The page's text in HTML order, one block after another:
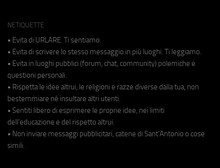
NETIQUETTE
• Evita di URLARE. Ti sentiamo.
• Evita di scrivere lo stesso messaggio in più luoghi. Ti leggiamo.
• Evita in luoghi pubblici (forum, chat, community) polemiche e
questioni personali.
• Rispetta le idee altrui, le religioni e razze diverse dalla tua, non
bestemmiare né insultare altri utenti.
• Sentiti libero di esprimere le proprie idee, nei limiti
dell'educazione e del rispetto altrui.
• Non inviare messaggi pubblicitari, catene di Sant'Antonio o cose
simili.